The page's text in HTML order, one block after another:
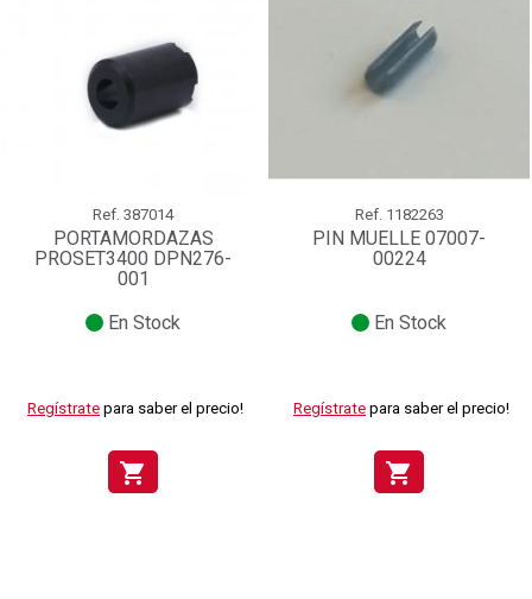
Ref. 387014
PORTAMORDAZAS
PROSET3400 DPN276-
001
En Stock
Regístrate para saber el precio!
shopping_cart
Ref. 1182263
PIN MUELLE 07007-
00224
En Stock
Regístrate para saber el precio!
shopping_cart